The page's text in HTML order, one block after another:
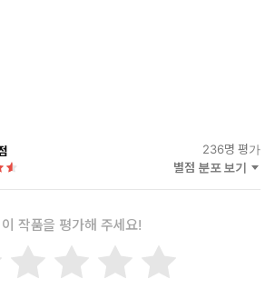
236명 평가
별점 분포 보기
이 작품을 평가해 주세요!